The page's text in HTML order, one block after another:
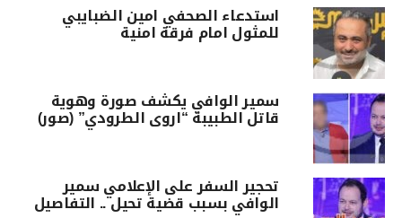
استدعاء الصحفي امين الضبايبي
للمثول امام فرقة امنية
سمير الوافي يكشف صورة وهوية
قاتل الطبيبة “اروى الطرودي” (صور)
تحجير السفر على الإعلامي سمير
الوافي بسبب قضية تحيل .. التفاصيل